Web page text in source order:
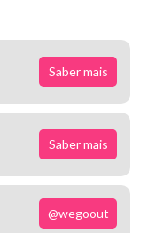
Saber mais
Saber mais
@wegoout